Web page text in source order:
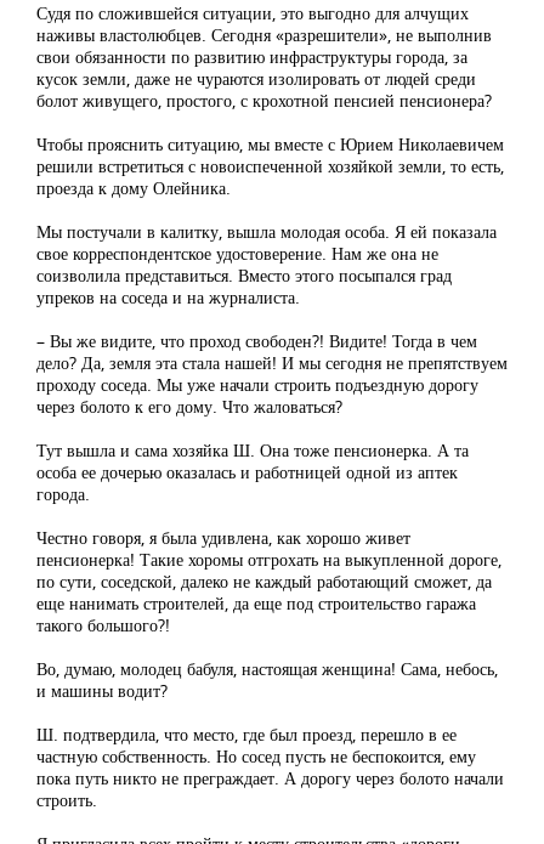
Судя по сложившейся ситуации, это выгодно для алчущих
наживы властолюбцев. Сегодня «разрешители», не выполнив
свои обязанности по развитию инфраструктуры города, за
кусок земли, даже не чураются изолировать от людей среди
болот живущего, простого, с крохотной пенсией пенсионера?
Чтобы прояснить ситуацию, мы вместе с Юрием Николаевичем
решили встретиться с новоиспеченной хозяйкой земли, то есть,
проезда к дому Олейника.
Мы постучали в калитку, вышла молодая особа. Я ей показала
свое корреспондентское удостоверение. Нам же она не
соизволила представиться. Вместо этого посыпался град
упреков на соседа и на журналиста.
– Вы же видите, что проход свободен?! Видите! Тогда в чем
дело? Да, земля эта стала нашей! И мы сегодня не препятствуем
проходу соседа. Мы уже начали строить подъездную дорогу
через болото к его дому. Что жаловаться?
Тут вышла и сама хозяйка Ш. Она тоже пенсионерка. А та
особа ее дочерью оказалась и работницей одной из аптек
города.
Честно говоря, я была удивлена, как хорошо живет
пенсионерка! Такие хоромы отгрохать на выкупленной дороге,
по сути, соседской, далеко не каждый работающий сможет, да
еще нанимать строителей, да еще под строительство гаража
такого большого?!
Во, думаю, молодец бабуля, настоящая женщина! Сама, небось,
и машины водит?
Ш. подтвердила, что место, где был проезд, перешло в ее
частную собственность. Но сосед пусть не беспокоится, ему
пока путь никто не преграждает. А дорогу через болото начали
строить.